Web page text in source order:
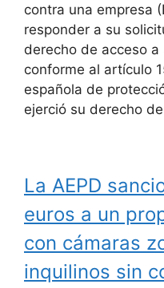
contra una empresa
responder a su
derecho de acceso
conforme al artículo
española de
ejerció su derecho
La AEPD
euros a un
con cámaras
inquilinos sin